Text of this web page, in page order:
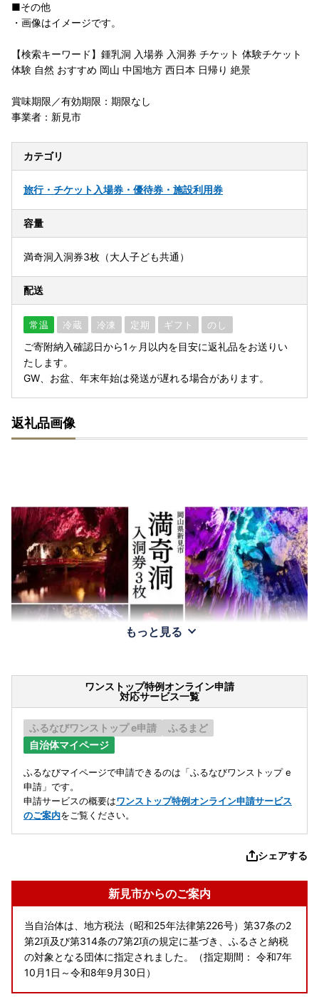
■その他
・画像はイメージです。
【検索キーワード】鍾乳洞 入場券 入洞券 チケット 体験チケット
体験 自然 おすすめ 岡山 中国地方 西日本 日帰り 絶景
賞味期限／有効期限：期限なし
事業者：新見市
カテゴリ
旅行・チケット 入場券・優待券・施設利用券
容量
満奇洞入洞券3枚（大人子ども共通）
配送
常温 冷蔵 冷凍 定期 ギフト のし
ご寄附納入確認日から1ヶ月以内を目安に返礼品をお送りい
たします。
GW、お盆、年末年始は発送が遅れる場合があります。
返礼品画像
もっと見る
ワンストップ特例オンライン申請
対応サービス一覧
ふるなびワンストップ e申請
ふるまど
自治体マイページ
ふるなびマイページで申請できるのは「ふるなびワンストップ e
申請」です。
申請サービスの概要はワンストップ特例オンライン申請サービス
のご案内をご覧ください。
シェアする
新見市からのご案内
当自治体は、地方税法（昭和25年法律第226号）第37条の2
第2項及び第314条の7第2項の規定に基づき、ふるさと納税
の対象となる団体に指定されました。（指定期間： 令和7年
10月1日～令和8年9月30日）